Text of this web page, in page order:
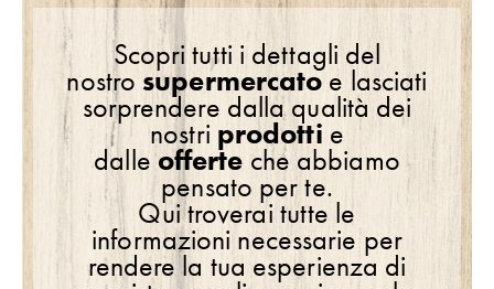
Scopri tutti i dettagli del
nostro supermercatoe lasciati
sorprendere dalla qualità dei
nostri prodotti e
dalleofferte che abbiamo
pensato per te.
Qui troverai tutte le
informazioni necessarie per
rendere la tua esperienza di